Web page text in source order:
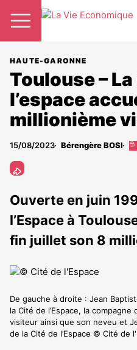
HAUTE-GARONNE
Toulouse –
l’espace
millionième
15/08/2023 Bérengère BOSI
Cet
aux
Ouverte en juin
l’Espace à
fin juillet son 8
De gauche à droite : Jean
la Cité de l’Espace, la
visiteur ainsi que son neveu et
de la Cité de l’Espace © Cité de